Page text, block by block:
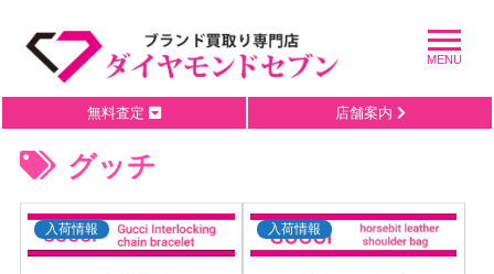
無料査定 店舗案内
グッチ
入荷情報 入荷情報